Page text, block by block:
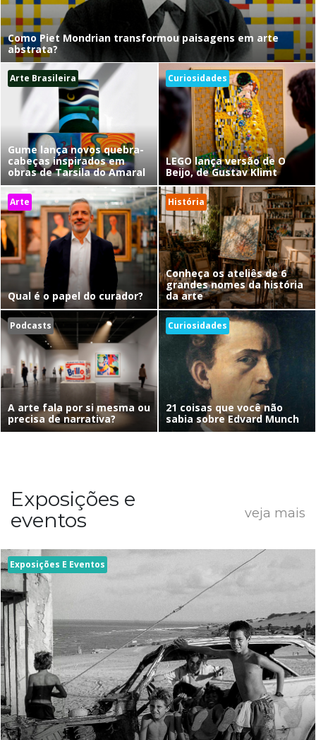
Como Piet Mondrian transformou paisagens em arte
abstrata?
Arte Brasileira
Gume lança novos quebra-
cabeças inspirados em
obras de Tarsila do Amaral
Curiosidades
LEGO lança versão de O
Beijo, de Gustav Klimt
Arte
Qual é o papel do curador?
História
Conheça os ateliês de 6
grandes nomes da história
da arte
Podcasts
A arte fala por si mesma ou
precisa de narrativa?
Curiosidades
21 coisas que você não
sabia sobre Edvard Munch
Exposições e
eventos
veja mais
Exposições E Eventos